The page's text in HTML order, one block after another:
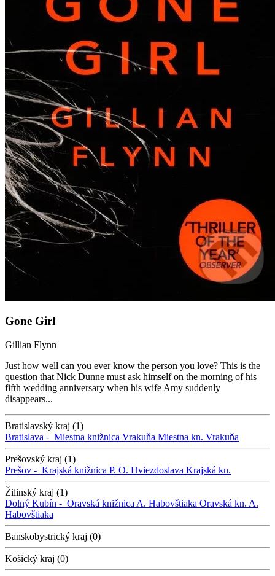
Gone Girl
Gillian Flynn
Just how well can you ever know the person you love? This is the
question that Nick Dunne must ask himself on the morning of his
fifth wedding anniversary when his wife Amy suddenly
disappears...
Bratislavský kraj (1)
Bratislava - Miestna knižnica Vrakuňa Miestna kn. Vrakuňa
Prešovský kraj (1)
Prešov - Krajská knižnica P. O. Hviezdoslava Krajská kn.
Žilinský kraj (1)
Dolný Kubín - Oravská knižnica A. Habovštiaka Oravská kn. A.
Habovštiaka
Banskobystrický kraj (0)
Košický kraj (0)